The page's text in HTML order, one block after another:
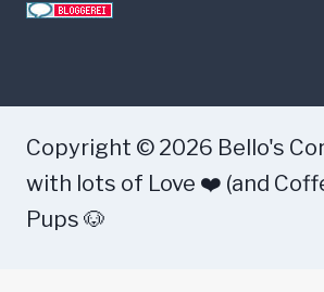
Copyright © 2026 Bello's
with lots of Love ❤️ (and
Pups 🐶